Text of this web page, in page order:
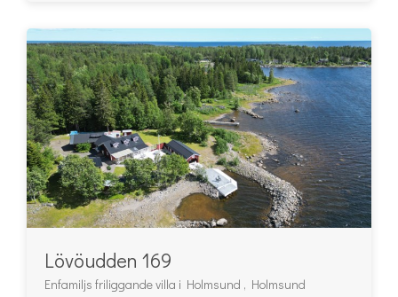
Lövöudden 169
Enfamiljs friliggande villa i Holmsund , Holmsund